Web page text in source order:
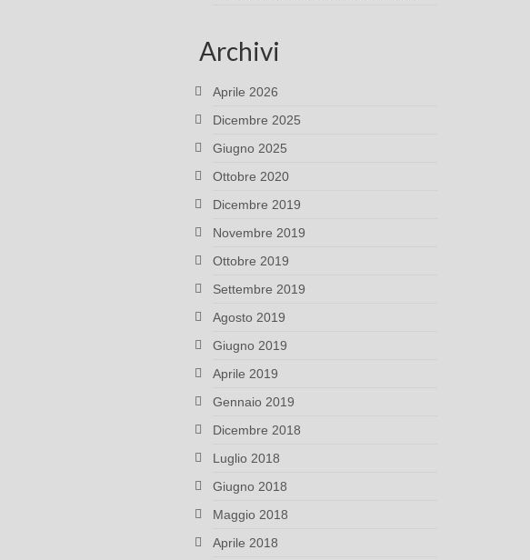
Archivi
Aprile 2026
Dicembre 2025
Giugno 2025
Ottobre 2020
Dicembre 2019
Novembre 2019
Ottobre 2019
Settembre 2019
Agosto 2019
Giugno 2019
Aprile 2019
Gennaio 2019
Dicembre 2018
Luglio 2018
Giugno 2018
Maggio 2018
Aprile 2018